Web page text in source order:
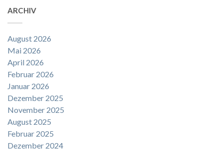
ARCHIV
August 2026
Mai 2026
April 2026
Februar 2026
Januar 2026
Dezember 2025
November 2025
August 2025
Februar 2025
Dezember 2024